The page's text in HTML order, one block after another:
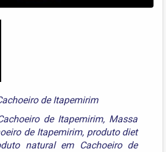
de Itapemirim
de Itapemirim, Massa
de Itapemirim, produto diet
natural em Cachoeiro de